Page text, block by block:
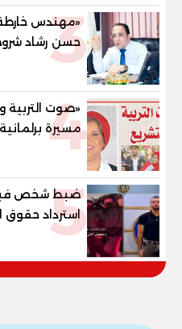
3
«مهندس خارطة
حسن رشاد
"خارطة طريق"
4
«صوت التربية
مسيرة
القوانين
5
ضبط شخص
استرداد حقوق